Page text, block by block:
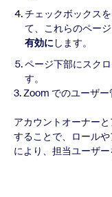
チェックボックス
て、これらのペー
有効にします。
ページ下部にスク
す。
3. Zoom でのユーザー
アカウントオーナー
することで、ロール
により、担当ユーザー